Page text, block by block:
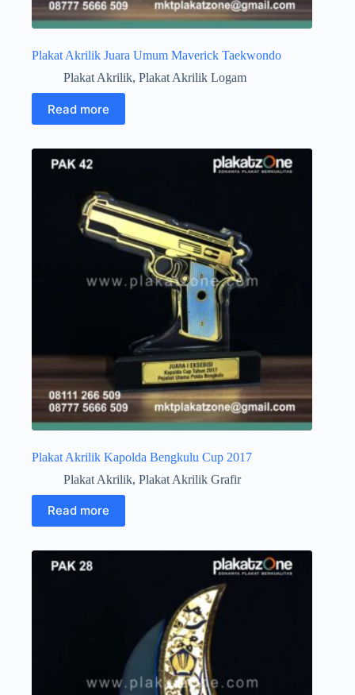
Plakat Akrilik Juara Umum Maverick Taekwondo
Plakat Akrilik, Plakat Akrilik Logam
Read more
Plakat Akrilik Kapolda Bengkulu Cup 2017
Plakat Akrilik, Plakat Akrilik Grafir
Read more